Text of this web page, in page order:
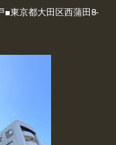
■東京都大田区西蒲田8-